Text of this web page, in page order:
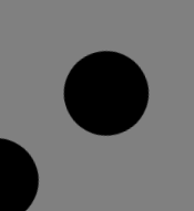
de jazz de
de Benimodo
mañana sábado